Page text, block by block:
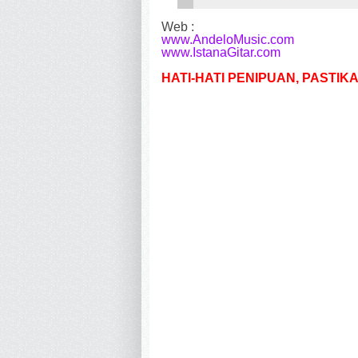
Web :
www.AndeloMusic.com
www.IstanaGitar.com
HATI-HATI PENIPUAN,